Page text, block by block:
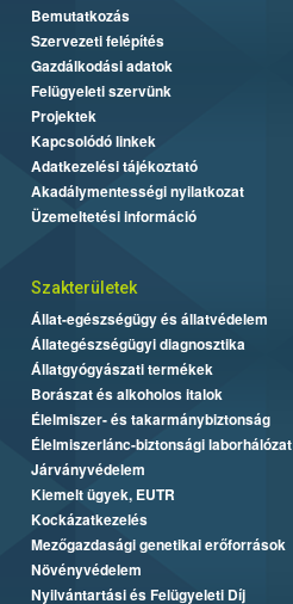
Bemutatkozás
Szervezeti felépítés
Gazdálkodási adatok
Felügyeleti szervünk
Projektek
Kapcsolódó linkek
Adatkezelési tájékoztató
Akadálymentességi nyilatkozat
Üzemeltetési információ
Szakterületek
Állat-egészségügy és állatvédelem
Állategészségügyi diagnosztika
Állatgyógyászati termékek
Borászat és alkoholos italok
Élelmiszer- és takarmánybiztonság
Élelmiszerlánc-biztonsági laborhálózat
Járványvédelem
Kiemelt ügyek, EUTR
Kockázatkezelés
Mezőgazdasági genetikai erőforrások
Növényvédelem
Nyilvántartási és Felügyeleti Díj